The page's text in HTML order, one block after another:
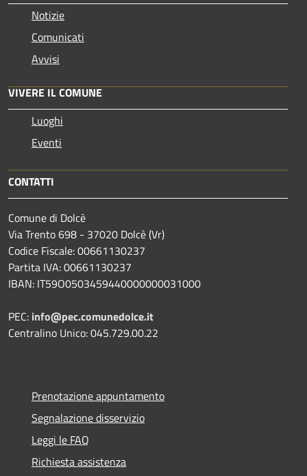
Notizie
Comunicati
Avvisi
VIVERE IL COMUNE
Luoghi
Eventi
CONTATTI
Comune di Dolcè
Via Trento 698 - 37020 Dolcè (Vr)
Codice Fiscale: 00661130237
Partita IVA: 00661130237
IBAN: IT59O0503459440000000031000
PEC: info@pec.comunedolce.it
Centralino Unico: 045.729.00.22
Prenotazione appuntamento
Segnalazione disservizio
Leggi le FAQ
Richiesta assistenza